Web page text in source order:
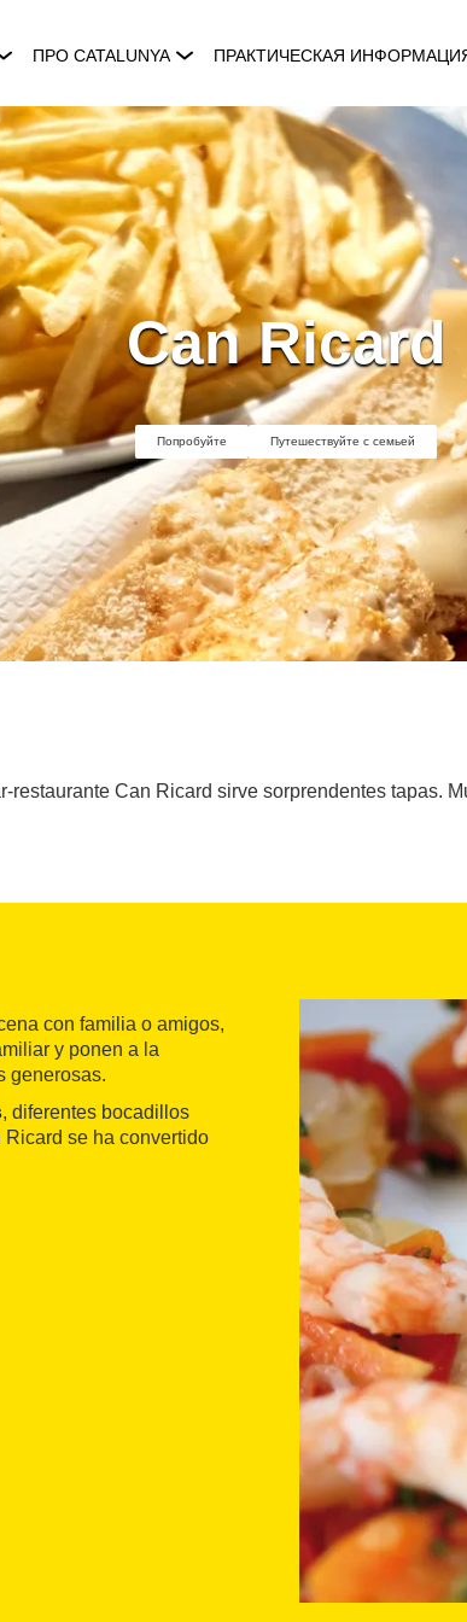
ПРО CATALUNYA ПРАКТИЧЕСКАЯ
Can Ricard
Попробуйте Путешествуйте с семьей
restaurante Can Ricard sirve sorprendentes tapas.
con familia o amigos,
y ponen a la
generosas.
, diferentes bocadillos
se ha convertido